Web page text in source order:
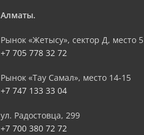
Алматы.
Рынок «Жетысу», сектор Д, место 5
+7 705 778 32 72
Рынок «Тау Самал», место 14-15
+7 747 133 33 04
ул. Радостовца, 299
+7 700 380 72 72